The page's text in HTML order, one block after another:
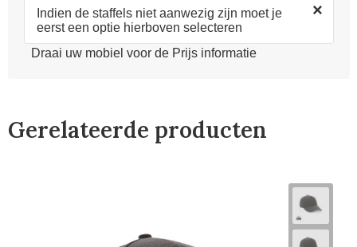
Indien de staffels niet aanwezig zijn moet je
eerst een optie hierboven selecteren
×
Draai uw mobiel voor de Prijs informatie
Gerelateerde producten